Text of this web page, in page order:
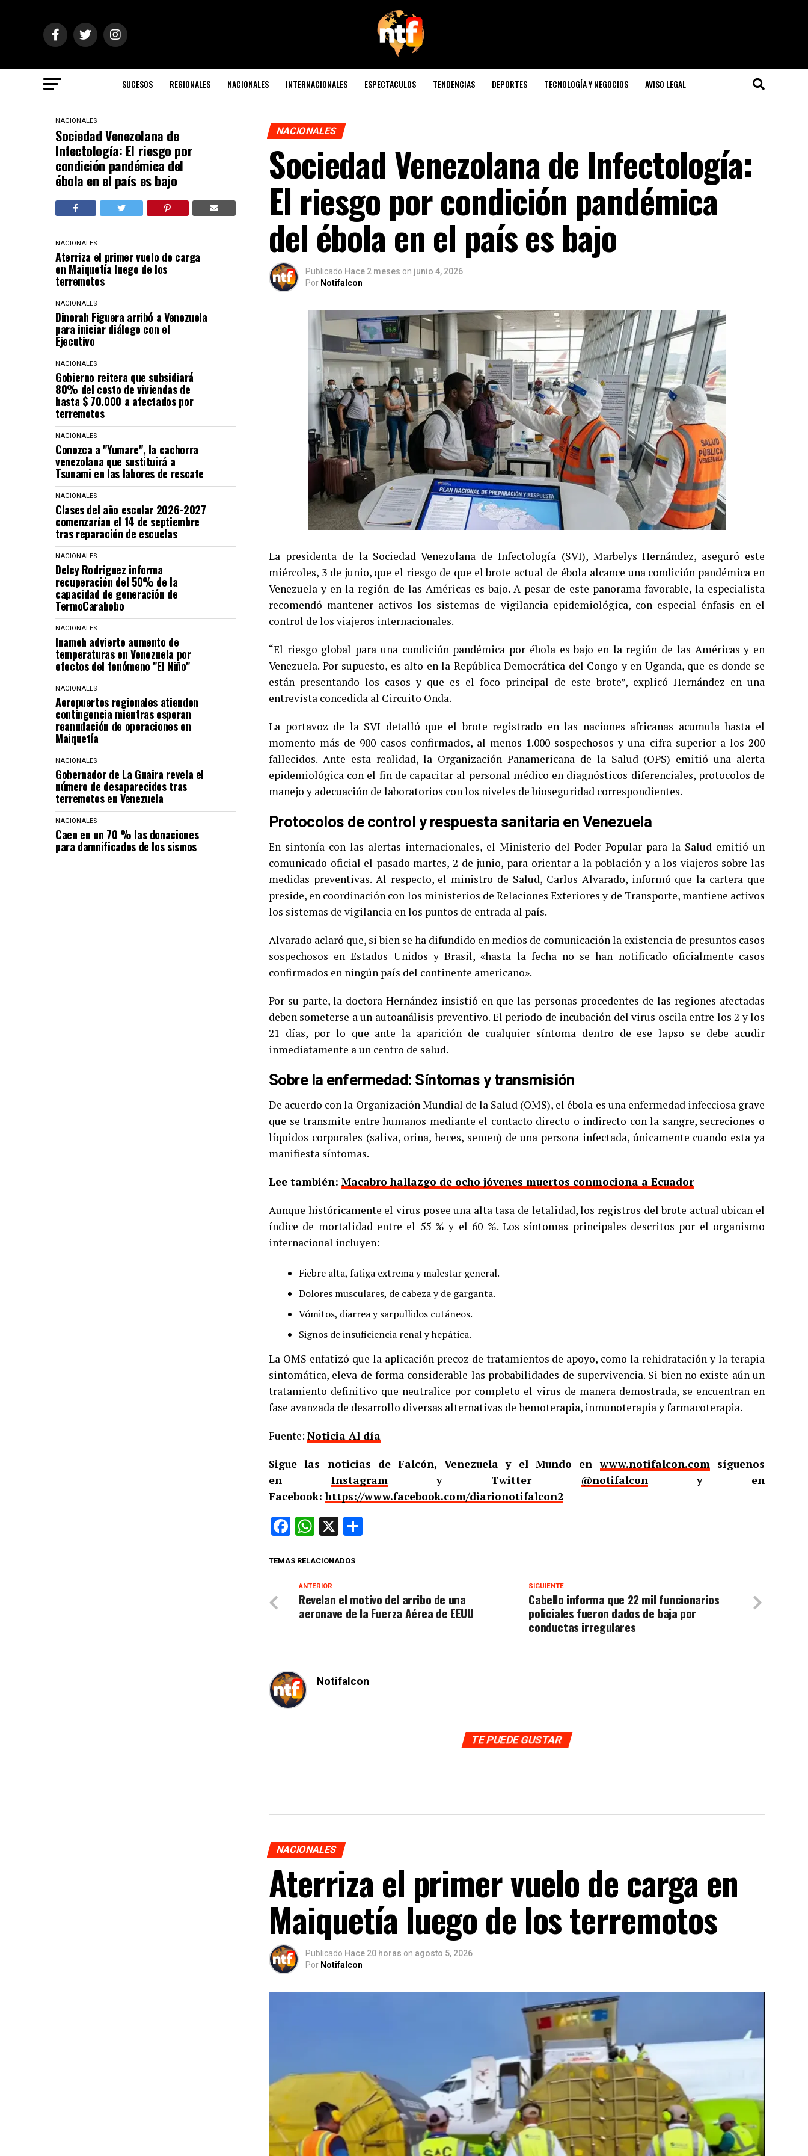
SUCESOS REGIONALES NACIONALES INTERNACIONALES ESPECTACULOS TENDENCIAS DEPORTES TECNOLOGÍA Y NEGOCIOS AVISO LEGAL
NACIONALES
Sociedad Venezolana de
Infectología: El riesgo por
condición pandémica del
ébola en el país es bajo
NACIONALES
Aterriza el primer vuelo de carga
en Maiquetía luego de los
terremotos
NACIONALES
Dinorah Figuera arribó a Venezuela
para iniciar diálogo con el
Ejecutivo
NACIONALES
Gobierno reitera que subsidiará
80% del costo de viviendas de
hasta $ 70.000 a afectados por
terremotos
NACIONALES
Conozca a "Yumare", la cachorra
venezolana que sustituirá a
Tsunami en las labores de rescate
NACIONALES
Clases del año escolar 2026-2027
comenzarían el 14 de septiembre
tras reparación de escuelas
NACIONALES
Delcy Rodríguez informa
recuperación del 50% de la
capacidad de generación de
TermoCarabobo
NACIONALES
Inameh advierte aumento de
temperaturas en Venezuela por
efectos del fenómeno "El Niño"
NACIONALES
Aeropuertos regionales atienden
contingencia mientras esperan
reanudación de operaciones en
Maiquetía
NACIONALES
Gobernador de La Guaira revela el
número de desaparecidos tras
terremotos en Venezuela
NACIONALES
Caen en un 70 % las donaciones
para damnificados de los sismos
NACIONALES
Sociedad Venezolana de Infectología:
El riesgo por condición pandémica
del ébola en el país es bajo
Publicado Hace 2 meses on junio 4, 2026
Por Notifalcon
La presidenta de la Sociedad Venezolana de Infectología (SVI), Marbelys Hernández, aseguró este
miércoles, 3 de junio, que el riesgo de que el brote actual de ébola alcance una condición pandémica en
Venezuela y en la región de las Américas es bajo. A pesar de este panorama favorable, la especialista
recomendó mantener activos los sistemas de vigilancia epidemiológica, con especial énfasis en el
control de los viajeros internacionales.
“El riesgo global para una condición pandémica por ébola es bajo en la región de las Américas y en
Venezuela. Por supuesto, es alto en la República Democrática del Congo y en Uganda, que es donde se
están presentando los casos y que es el foco principal de este brote”, explicó Hernández en una
entrevista concedida al Circuito Onda.
La portavoz de la SVI detalló que el brote registrado en las naciones africanas acumula hasta el
momento más de 900 casos confirmados, al menos 1.000 sospechosos y una cifra superior a los 200
fallecidos. Ante esta realidad, la Organización Panamericana de la Salud (OPS) emitió una alerta
epidemiológica con el fin de capacitar al personal médico en diagnósticos diferenciales, protocolos de
manejo y adecuación de laboratorios con los niveles de bioseguridad correspondientes.
Protocolos de control y respuesta sanitaria en Venezuela
En sintonía con las alertas internacionales, el Ministerio del Poder Popular para la Salud emitió un
comunicado oficial el pasado martes, 2 de junio, para orientar a la población y a los viajeros sobre las
medidas preventivas. Al respecto, el ministro de Salud, Carlos Alvarado, informó que la cartera que
preside, en coordinación con los ministerios de Relaciones Exteriores y de Transporte, mantiene activos
los sistemas de vigilancia en los puntos de entrada al país.
Alvarado aclaró que, si bien se ha difundido en medios de comunicación la existencia de presuntos casos
sospechosos en Estados Unidos y Brasil, «hasta la fecha no se han notificado oficialmente casos
confirmados en ningún país del continente americano».
Por su parte, la doctora Hernández insistió en que las personas procedentes de las regiones afectadas
deben someterse a un autoanálisis preventivo. El periodo de incubación del virus oscila entre los 2 y los
21 días, por lo que ante la aparición de cualquier síntoma dentro de ese lapso se debe acudir
inmediatamente a un centro de salud.
Sobre la enfermedad: Síntomas y transmisión
De acuerdo con la Organización Mundial de la Salud (OMS), el ébola es una enfermedad infecciosa grave
que se transmite entre humanos mediante el contacto directo o indirecto con la sangre, secreciones o
líquidos corporales (saliva, orina, heces, semen) de una persona infectada, únicamente cuando esta ya
manifiesta síntomas.
Lee también: Macabro hallazgo de ocho jóvenes muertos conmociona a Ecuador
Aunque históricamente el virus posee una alta tasa de letalidad, los registros del brote actual ubican el
índice de mortalidad entre el 55 % y el 60 %. Los síntomas principales descritos por el organismo
internacional incluyen:
Fiebre alta, fatiga extrema y malestar general.
Dolores musculares, de cabeza y de garganta.
Vómitos, diarrea y sarpullidos cutáneos.
Signos de insuficiencia renal y hepática.
La OMS enfatizó que la aplicación precoz de tratamientos de apoyo, como la rehidratación y la terapia
sintomática, eleva de forma considerable las probabilidades de supervivencia. Si bien no existe aún un
tratamiento definitivo que neutralice por completo el virus de manera demostrada, se encuentran en
fase avanzada de desarrollo diversas alternativas de hemoterapia, inmunoterapia y farmacoterapia.
Fuente: Noticia Al día
Sigue las noticias de Falcón, Venezuela y el Mundo enwww.notifalcon.comsíguenos
en Instagramy Twitter @notifalcony en
Facebook:https://www.facebook.com/diarionotifalcon2
Facebook
WhatsApp
X
TEMAS RELACIONADOS
SIGUIENTE
Cabello informa que 22 mil funcionarios
policiales fueron dados de baja por
conductas irregulares
ANTERIOR
Revelan el motivo del arribo de una
aeronave de la Fuerza Aérea de EEUU
Notifalcon
TE PUEDE GUSTAR
NACIONALES
Aterriza el primer vuelo de carga en
Maiquetía luego de los terremotos
Publicado Hace 20 horas on agosto 5, 2026
Por Notifalcon